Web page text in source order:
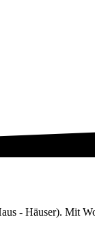
- Häuser). Mit